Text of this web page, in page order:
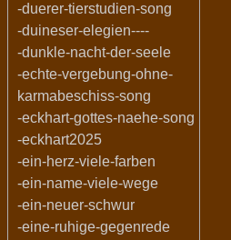
-duerer-tierstudien-song
-duineser-elegien----
-dunkle-nacht-der-seele
-echte-vergebung-ohne-
karmabeschiss-song
-eckhart-gottes-naehe-song
-eckhart2025
-ein-herz-viele-farben
-ein-name-viele-wege
-ein-neuer-schwur
-eine-ruhige-gegenrede